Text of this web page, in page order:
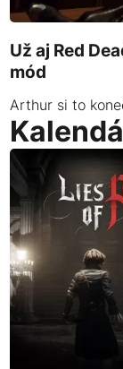
Už aj Red
mód
Arthur si to